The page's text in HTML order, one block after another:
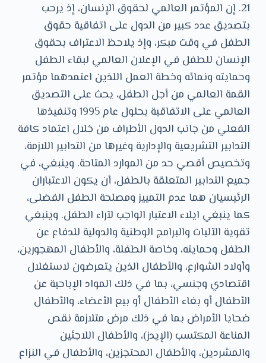
21. إن المؤتمر العالمي لحقوق الإنسان، إذ يرحب
بتصديق عدد كبير من الدول على اتفاقية حقوق
الطفل في وقت مبكر، وإذ يلاحظ الاعتراف بحقوق
الإنسان للطفل في الإعلان العالمي لبقاء الطفل
وحمايته ونمائه وخطة العمل اللذين اعتمدهما مؤتمر
القمة العالمي من أجل الطفل، يحث على التصديق
العالمي على الاتفاقية بحلول عام 1995 وتنفيذها
الفعلي من جانب الدول الأطراف من خلال اعتماد كافة
التدابير التشريعية والإدارية وغيرها من التدابير اللازمة،
وتخصيص أقصي حد من الموارد المتاحة. وينبغي، في
جميع التدابير المتعلقة بالطفل، أن يكون الاعتباران
الرئيسيان هما عدم التمييز ومصلحة الطفل الفضلى،
كما ينبغي ايلاء الاعتبار الواجب لآراء الطفل. وينبغي
تقوية الآليات والبرامج الوطنية والدولية للدفاع عن
الطفل وحمايته، وخاصة الطفلة، والأطفال المهجورين،
وأولاد الشوارع، والأطفال الذين يتعرضون لاستغلال
اقتصادي وجنسي، بما في ذلك المواد الإباحية عن
الأطفال أو بغاء الأطفال أو بيع الأعضاء، والأطفال
ضحايا الأمراض بما في ذلك مرض متلازمة نقص
المناعة المكتسب (الإيدز)، والأطفال اللاجئين
والمشردين، والأطفال المحتجزين، والأطفال في النزاع